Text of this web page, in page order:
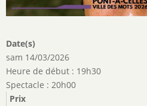
Date(s)
sam 14/03/2026
Heure de début : 19h30
Spectacle : 20h00
Prix